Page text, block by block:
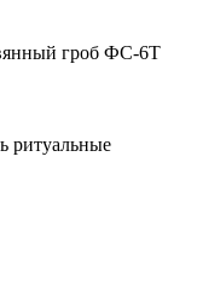
гроб ФС-6Т
ритуальные